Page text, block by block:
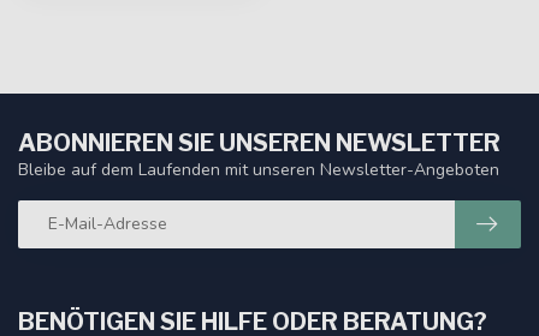
BENÖTIGEN SIE HILFE ODER BERATUNG?
ABONNIEREN SIE UNSEREN NEWSLETTER
Bleibe auf dem Laufenden mit unseren Newsletter-Angeboten